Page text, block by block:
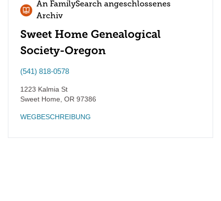
An FamilySearch angeschlossenes
Archiv
Sweet Home Genealogical
Society-Oregon
(541) 818-0578
1223 Kalmia St
Sweet Home OR 97386
WEGBESCHREIBUNG